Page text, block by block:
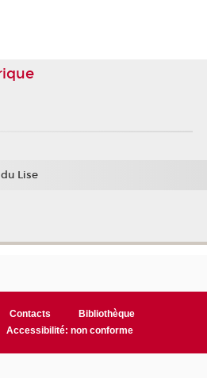
Lise
Contacts
Bibliothèque
Accessibilité: non conforme